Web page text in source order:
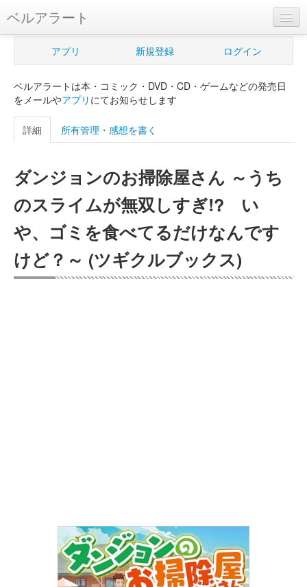
ベルアラート
ベルアラートとは
新規登録
ログイン
購入管理
Myシェルフ
プレミアム
アプリ 新規登録 ログイン
ベルアラートは本・コミック・DVD・CD・ゲームなどの発売日
をメールやアプリ にてお知らせします
詳細 所有管理・感想を書く
ダンジョンのお掃除屋さん ～うち
のスライムが無双しすぎ!? い
や、ゴミを食べてるだけなんです
けど？～ (ツギクルブックス)